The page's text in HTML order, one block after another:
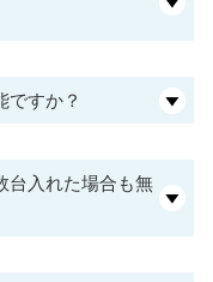
ですか？
台入れた場合も無